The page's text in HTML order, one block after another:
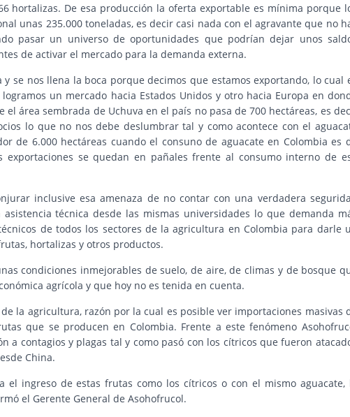
hortalizas. De esa producción la oferta exportable es mínima porque
unas 235.000 toneladas, es decir casi nada con el agravante que no
pasar un universo de oportunidades que podrían dejar unos
de activar el mercado para la demanda externa.
se nos llena la boca porque decimos que estamos exportando, lo cual
un mercado hacia Estados Unidos y otro hacia Europa en
área sembrada de Uchuva en el país no pasa de 700 hectáreas, es
lo que no nos debe deslumbrar tal y como acontece con el
de 6.000 hectáreas cuando el consuno de aguacate en Colombia es
exportaciones se quedan en pañales frente al consumo interno de
inclusive esa amenaza de no contar con una verdadera
técnica desde las mismas universidades lo que demanda
de todos los sectores de la agricultura en Colombia para darle
hortalizas y otros productos.
condiciones inmejorables de suelo, de aire, de climas y de bosque
agrícola y que hoy no es tenida en cuenta.
la agricultura, razón por la cual es posible ver importaciones masivas
que se producen en Colombia. Frente a este fenómeno
a contagios y plagas tal y como pasó con los cítricos que fueron
China.
el ingreso de estas frutas como los cítricos o con el mismo aguacate,
el Gerente General de Asohofrucol.